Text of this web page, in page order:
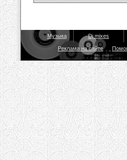
Музыка Dj mixes
Реклама на сайте